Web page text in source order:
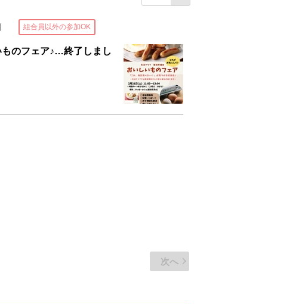
組合員以外の参加OK
のフェア♪…終了しまし
次へ